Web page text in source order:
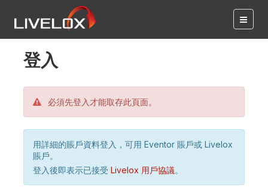
登入
必須先登入才能取存此頁面。
用詳細的賬戶資料登入，可用 Eventor 賬戶或 Livelox
賬戶。
登入後即表示已接受 Livelox 用戶協議。